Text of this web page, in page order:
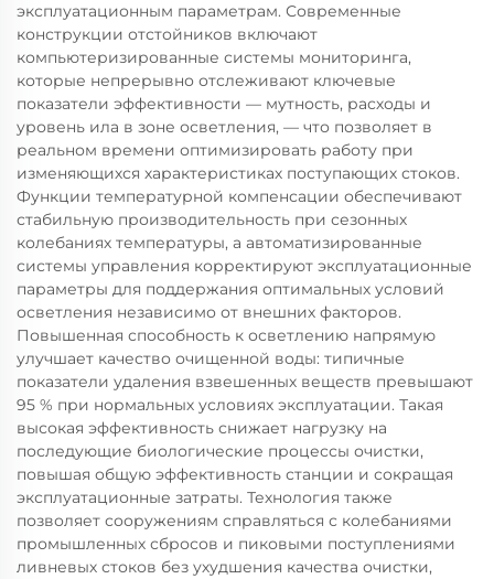
эксплуатационным параметрам. Современные
конструкции отстойников включают
компьютеризированные системы мониторинга,
которые непрерывно отслеживают ключевые
показатели эффективности — мутность, расходы и
уровень ила в зоне осветления, — что позволяет в
реальном времени оптимизировать работу при
изменяющихся характеристиках поступающих стоков.
Функции температурной компенсации обеспечивают
стабильную производительность при сезонных
колебаниях температуры, а автоматизированные
системы управления корректируют эксплуатационные
параметры для поддержания оптимальных условий
осветления независимо от внешних факторов.
Повышенная способность к осветлению напрямую
улучшает качество очищенной воды: типичные
показатели удаления взвешенных веществ превышают
95 % при нормальных условиях эксплуатации. Такая
высокая эффективность снижает нагрузку на
последующие биологические процессы очистки,
повышая общую эффективность станции и сокращая
эксплуатационные затраты. Технология также
позволяет сооружениям справляться с колебаниями
промышленных сбросов и пиковыми поступлениями
ливневых стоков без ухудшения качества очистки,